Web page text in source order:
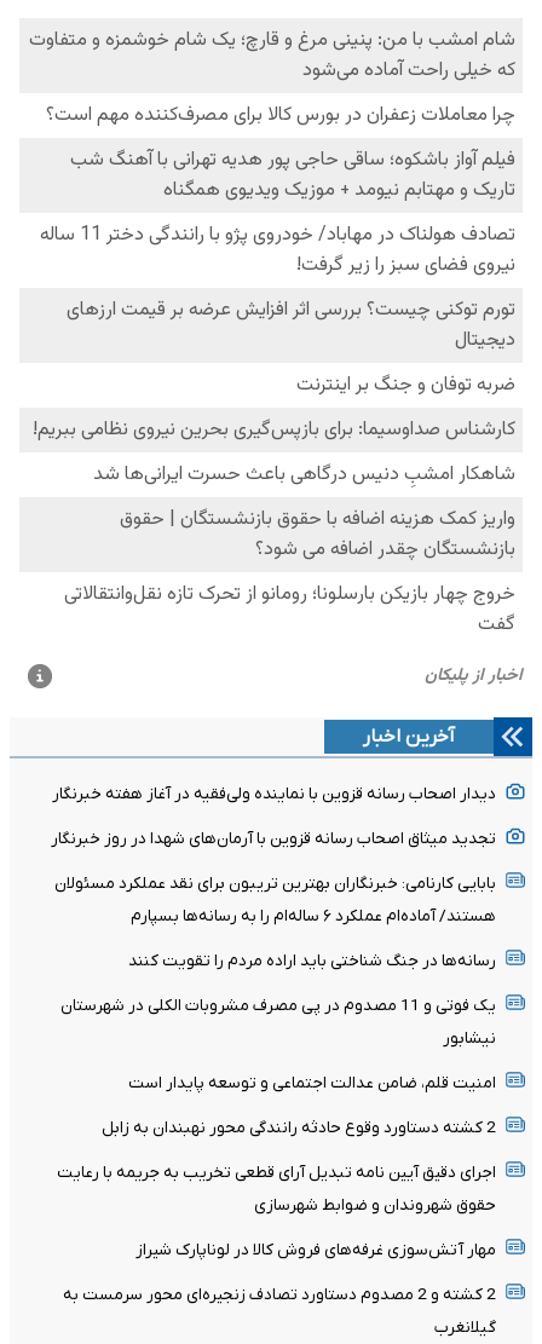
آخرین اخبار
دیدار اصحاب رسانه قزوین با نماینده ولی‌فقیه در آغاز هفته خبرنگار
تجدید میثاق اصحاب رسانه قزوین با آرمان‌های شهدا در روز خبرنگار
بابایی کارنامی: خبرنگاران بهترین تریبون برای نقد عملکرد مسئولان
هستند/ آماده‌ام عملکرد ۶ ساله‌ام را به رسانه‌ها بسپارم
رسانه‌ها در جنگ شناختی باید اراده مردم را تقویت کنند
یک فوتی و 11 مصدوم در پی مصرف مشروبات الکلی در شهرستان
نیشابور
امنیت قلم، ضامن عدالت اجتماعی و توسعه پایدار است
2 کشته دستاورد وقوع حادثه رانندگی محور نهبندان به زابل
اجرای دقیق آیین نامه تبدیل آرای قطعی تخریب به جریمه با رعایت
حقوق شهروندان و ضوابط شهرسازی
مهار آتش‌سوزی غرفه‌های فروش کالا در لوناپارک شیراز
2 کشته و 2 مصدوم دستاورد تصادف زنجیره‌ای محور سرمست به
گیلانغرب